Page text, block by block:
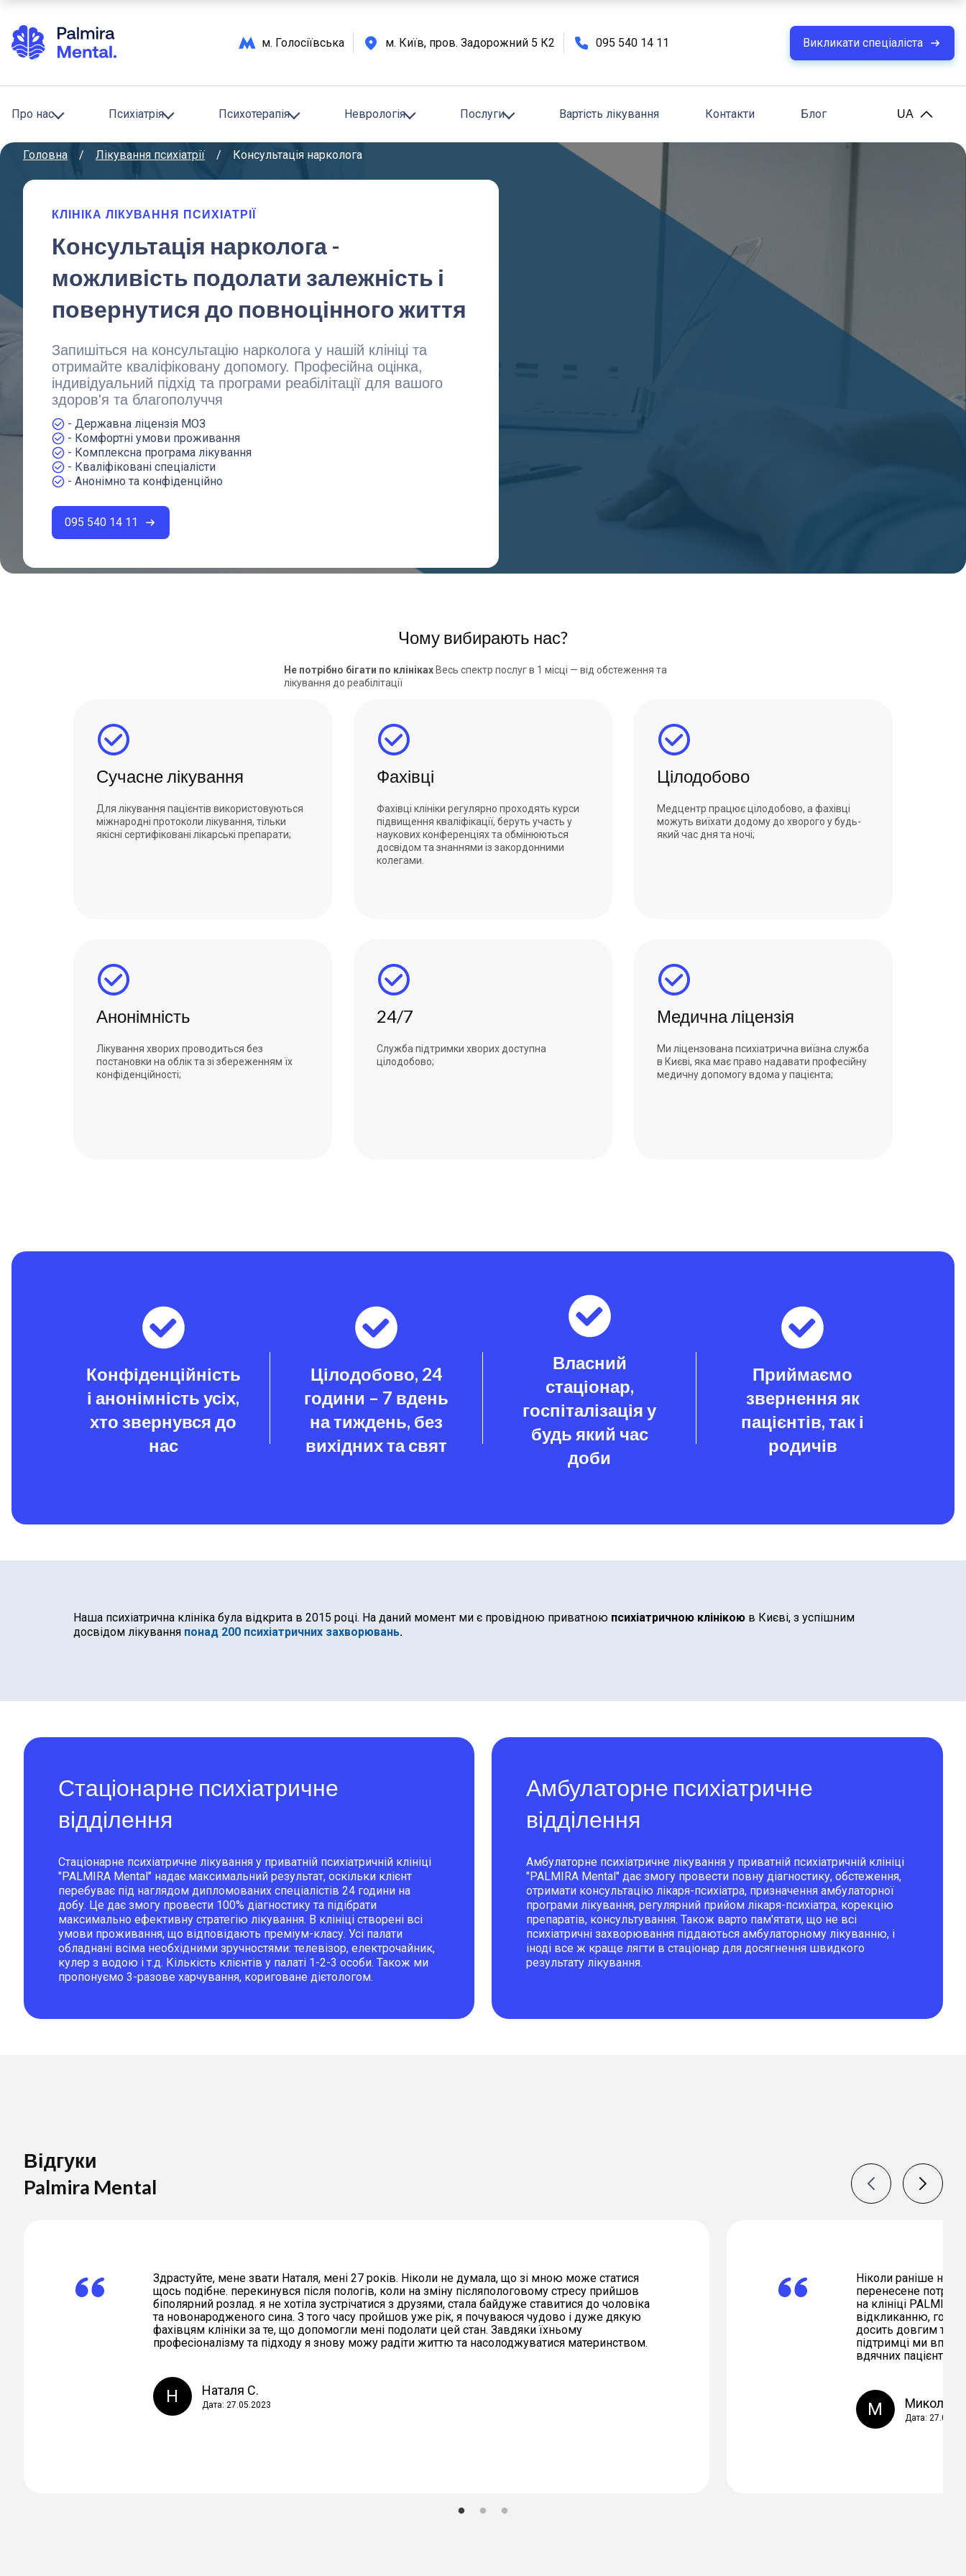
м. Голосіївська м. Київ, пров. Задорожний 5 К2 095 540 14 11 Викликати спеціаліста
Про нас Психіатрія Психотерапія Неврологія Послуги Вартість лікування Контакти Блог UA
Головна / лікування психіатрії / Консультація нарколога
КЛІНІКА ЛІКУВАННЯ ПСИХІАТРІЇ
Консультація нарколога -
можливість подолати залежність і
повернутися до повноцінного життя
Запишіться на консультацію нарколога у нашій клініці та
отримайте кваліфіковану допомогу. Професійна оцінка,
індивідуальний підхід та програми реабілітації для вашого
здоров'я та благополуччя
- Державна ліцензія МОЗ
- Комфортні умови проживання
- Комплексна програма лікування
- Кваліфіковані спеціалісти
- Анонімно та конфіденційно
095 540 14 11
Чому вибирають нас?
Не потрібно бігати по клініках Весь спектр послуг в 1 місці — від обстеження та
лікування до реабілітації
Сучасне лікування
Для лікування пацієнтів використовуються
міжнародні протоколи лікування, тільки
якісні сертифіковані лікарські препарати;
Фахівці
Фахівці клініки регулярно проходять курси
підвищення кваліфікації, беруть участь у
наукових конференціях та обмінюються
досвідом та знаннями із закордонними
колегами.
Цілодобово
Медцентр працює цілодобово, а фахівці
можуть виїхати додому до хворого у будь-
який час дня та ночі;
Анонімність
Лікування хворих проводиться без
постановки на облік та зі збереженням їх
конфіденційності;
24/7
Служба підтримки хворих доступна
цілодобово;
Медична ліцензія
Ми ліцензована психіатрична виїзна служба
в Києві, яка має право надавати професійну
медичну допомогу вдома у пацієнта;
Конфіденційність
і анонімність усіх,
хто звернувся до
нас
Цілодобово, 24
години – 7 вдень
на тиждень, без
вихідних та свят
Власний
стаціонар,
госпіталізація у
будь який час
доби
Приймаємо
звернення як
пацієнтів, так і
родичів
Наша психіатрична клініка була відкрита в 2015 році. На даний момент ми є провідною приватною психіатричною клінікою в Києві, з успішним
досвідом лікування понад 200 психіатричних захворювань.
Стаціонарне психіатричне
відділення
Стаціонарне психіатричне лікування у приватній психіатричній клініці
"PALMIRA Mental" надає максимальний результат, оскільки клієнт
перебуває під наглядом дипломованих спеціалістів 24 години на
добу. Це дає змогу провести 100% діагностику та підібрати
максимально ефективну стратегію лікування. В клініці створені всі
умови проживання, що відповідають преміум-класу. Усі палати
обладнані всіма необхідними зручностями: телевізор, електрочайник,
кулер з водою і т.д. Кількість клієнтів у палаті 1-2-3 особи. Також ми
пропонуємо 3-разове харчування, кориговане дієтологом.
Амбулаторне психіатричне
відділення
Амбулаторне психіатричне лікування у приватній психіатричній клініці
"PALMIRA Mental" дає змогу провести повну діагностику, обстеження,
отримати консультацію лікаря-психіатра, призначення амбулаторної
програми лікування, регулярний прийом лікаря-психіатра, корекцію
препаратів, консультування. Також варто пам'ятати, що не всі
психіатричні захворювання піддаються амбулаторному лікуванню, і
іноді все ж краще лягти в стаціонар для досягнення швидкого
результату лікування.
Відгуки
Palmira Mental
Здрастуйте, мене звати Наталя, мені 27 років. Ніколи не думала, що зі мною може статися
щось подібне. перекинувся після пологів, коли на зміну післяпологовому стресу прийшов
біполярний розлад. я не хотіла зустрічатися з друзями, стала байдуже ставитися до чоловіка
та новонародженого сина. З того часу пройшов уже рік, я почуваюся чудово і дуже дякую
фахівцям клініки за те, що допомогли мені подолати цей стан. Завдяки їхньому
професіоналізму та підходу я знову можу радіти життю та насолоджуватися материнством.
Н Наталя С.
Дата: 27.05.2023
Ніколи раніше не
перенесене
на клініці
відкликанню,
досить довгим та
підтримці ми
вдячних пацієнтів!
М Микола Т.
Дата: